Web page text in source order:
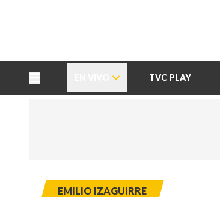
TVC PLAY
EMILIO IZAGUIRRE